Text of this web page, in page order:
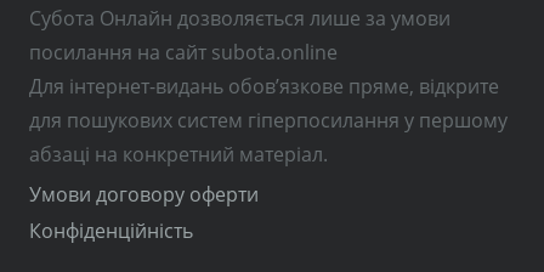
Субота Онлайн дозволяється лише за умови
посилання на сайт subota.online
Для інтернет-видань обов’язкове пряме, відкрите
для пошукових систем гіперпосилання у першому
абзаці на конкретний матеріал.
Умови договору оферти
Конфіденційність